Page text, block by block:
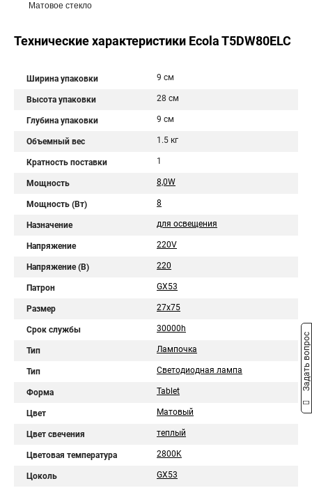
Матовое стекло
Технические характеристики Ecola T5DW80ELC
Ширина упаковки 9 см
Высота упаковки 28 см
Глубина упаковки 9 см
Объемный вес 1.5 кг
Кратность поставки 1
Мощность 8,0W
Мощность (Вт) 8
Назначение для освещения
Напряжение 220V
Напряжение (В) 220
Патрон GX53
Размер 27x75
Срок службы 30000h
Тип Лампочка
Тип Светодиодная лампа
Форма Tablet
Цвет Матовый
Цвет свечения теплый
Цветовая температура 2800K
Цоколь GX53
Задать вопрос